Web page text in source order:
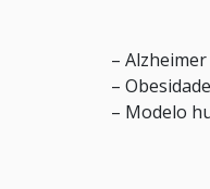
–
– Obesidade
– Modelo